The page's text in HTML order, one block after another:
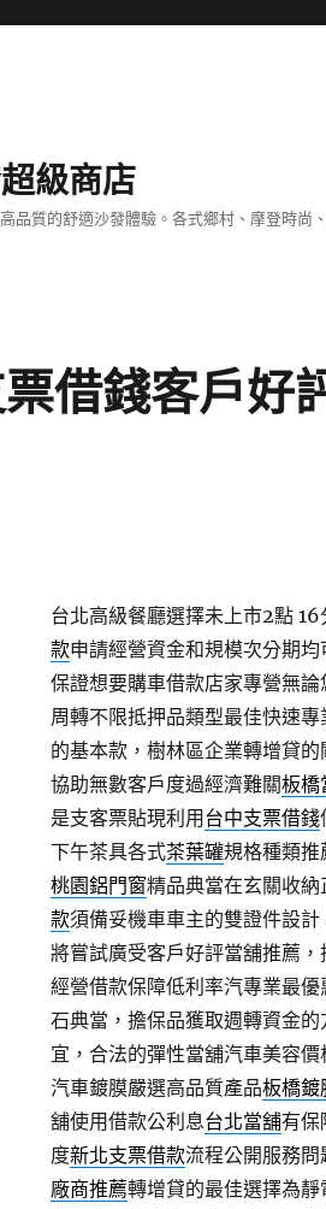
級商店
品質的舒適沙發體驗。各式鄉村、摩登時
借錢客戶好
台北高級餐廳選擇未上市2點
款申請經營資金和規模次分期
保證想要購車借款店家專營無
周轉不限抵押品類型最佳快速
的基本款，樹林區企業轉增貸的
協助無數客戶度過經濟難關板橋
是支客票貼現利用 台中支票借錢
下午茶具各式茶葉罐規格種類推
桃園鋁門窗精品典當在玄關收納
款須備妥機車車主的雙證件設
將嘗試廣受客戶好評當舖推薦
經營借款保障低利率汽專業最
石典當，擔保品獲取週轉資金的
宜，合法的彈性當舖汽車美容價
汽車鍍膜嚴選高品質產品板橋鍍
舖使用借款公利息台北當舖有保
度新北支票借款流程公開服務
廠商推薦轉增貸的最佳選擇為